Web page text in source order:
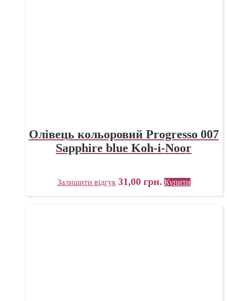
Олівець кольоровий Progresso 007
Sapphire blue Koh-i-Noor
Залишити відгук 31,00 грн. Купити